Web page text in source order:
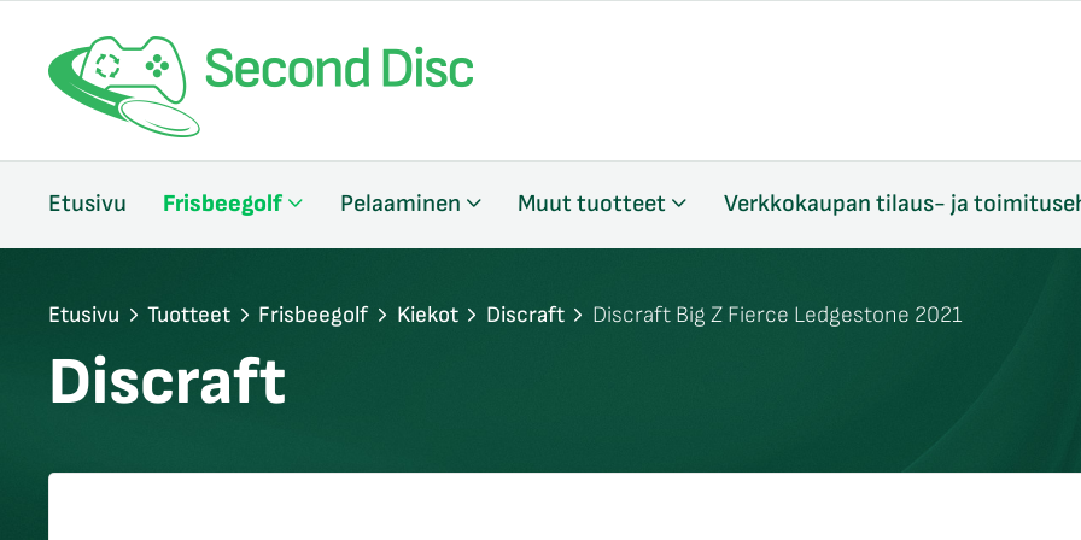
Etusivu Frisbeegolf Pelaaminen Muut tuotteet Verkkokaupan tilaus- ja
Etusivu Tuotteet Frisbeegolf Kiekot Discraft Discraft Big Z Fierce Ledgestone 2021
Discraft
sulje
sulje
sulje